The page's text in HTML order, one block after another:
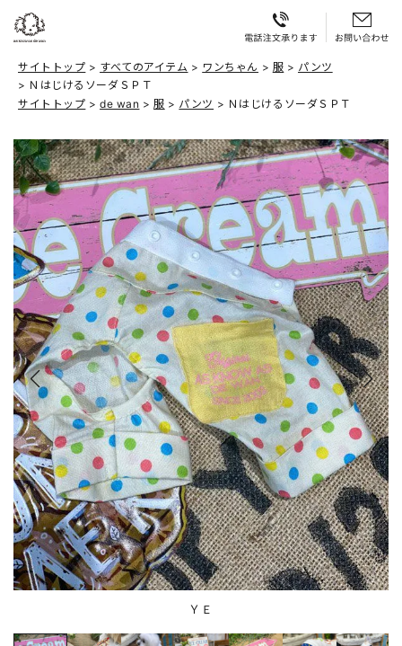
サイトトップ すべてのアイテム ワンちゃん 服
パンツ
ＮはじけるソーダＳＰＴ
サイトトップ
de wan 服 パンツ ＮはじけるソーダＳＰＴ
ＹＥ